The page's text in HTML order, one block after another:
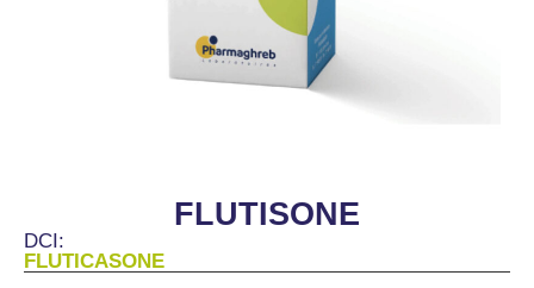
FLUTISONE
DCI:
FLUTICASONE